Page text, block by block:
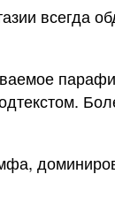
всегда